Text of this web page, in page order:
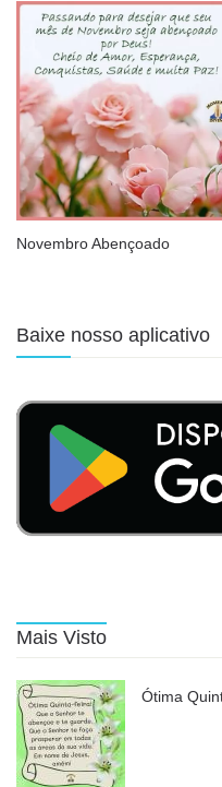
Novembro Abençoado
Baixe nosso aplicativo
Mais Visto
Ótima